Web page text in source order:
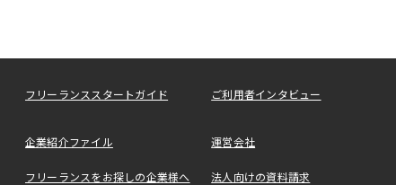
フリーランススタートガイド ご利用者インタビュー
企業紹介ファイル 運営会社
フリーランスをお探しの企業様へ 法人向けの資料請求